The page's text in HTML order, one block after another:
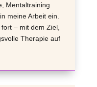
Mentaltraining
meine Arbeit ein.
– mit dem Ziel,
Therapie auf